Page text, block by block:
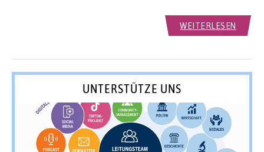
WEITERLESEN
UNTERSTÜTZE UNS